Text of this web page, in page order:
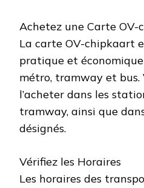
Achetez une Carte OV-
La carte OV-chipkaart
pratique et
métro, tramway et bus.
l’acheter dans les
tramway, ainsi que
désignés.
Vérifiez les Horaires
Les horaires des